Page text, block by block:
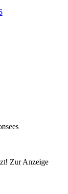
Zur Anzeige